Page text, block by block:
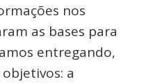
nos
as bases para
entregando,
a